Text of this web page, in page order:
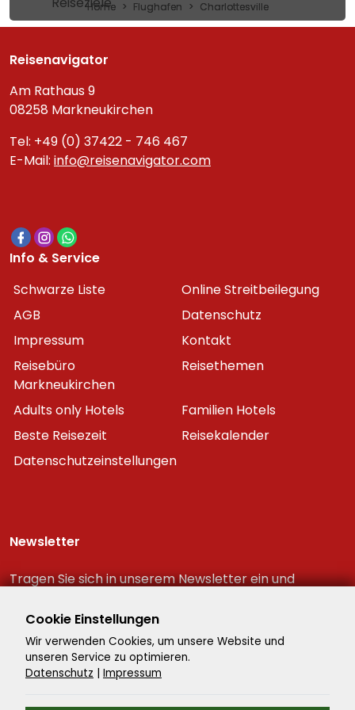
Home Flughafen Charlottesville
Reisenavigator
Am Rathaus 9
08258 Markneukirchen
Tel: +49 (0) 37422 - 746 467
E-Mail: info@reisenavigator.com
Info & Service
Schwarze Liste
Online Streitbeilegung
AGB
Datenschutz
Impressum
Kontakt
Reisebüro
Markneukirchen
Reisethemen
Adults only Hotels
Familien Hotels
Beste Reisezeit
Reisekalender
Datenschutzeinstellungen
Newsletter
Tragen Sie sich in unserem Newsletter ein und
Reiseschnäppchen!
Cookie Einstellungen
Wir verwenden Cookies, um unsere Website und
unseren Service zu optimieren.
Datenschutz | Impressum